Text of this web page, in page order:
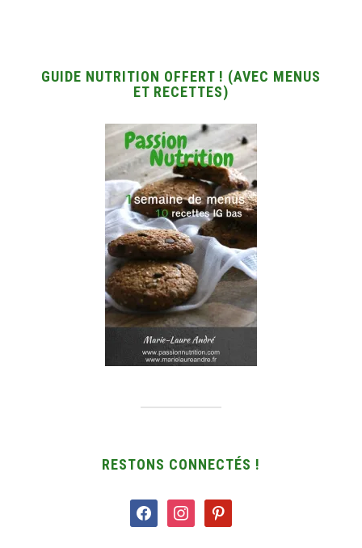
GUIDE NUTRITION OFFERT ! (AVEC MENUS
ET RECETTES)
RESTONS CONNECTÉS !
facebookinstagrampinterest